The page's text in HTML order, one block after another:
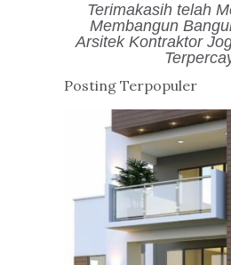
Terimakasih telah
Membangun
Arsitek Kontraktor
Posting Terpopuler